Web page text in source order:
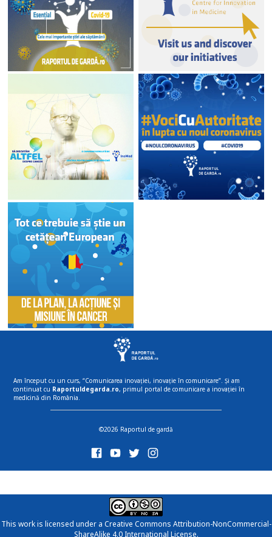
Am început cu un curs, “Comunicarea inovației, inovație în comunicare”. Și am
continuat cu Raportuldegarda.ro, primul portal de comunicare a inovației în
medicină din România.
©2026 Raportul de gardă
This work is licensed under a Creative Commons Attribution-NonCommercial-
ShareAlike 4.0 International License.